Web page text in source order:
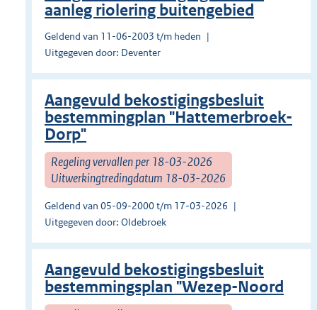
aanleg riolering buitengebied
Geldend van 11-06-2003 t/m heden
Uitgegeven door: Deventer
Aangevuld bekostigingsbesluit
bestemmingplan "Hattemerbroek-
Dorp"
Regeling vervallen per 18-03-2026
Uitwerkingtredingdatum 18-03-2026
Geldend van 05-09-2000 t/m 17-03-2026
Uitgegeven door: Oldebroek
Aangevuld bekostigingsbesluit
bestemmingsplan "Wezep-Noord